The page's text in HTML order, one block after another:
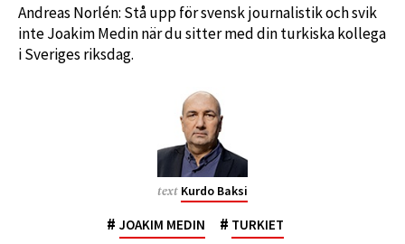
Andreas Norlén: Stå upp för svensk journalistik och svik
inte Joakim Medin när du sitter med din turkiska kollega
i Sveriges riksdag.
text Kurdo Baksi
# JOAKIM MEDIN # TURKIET